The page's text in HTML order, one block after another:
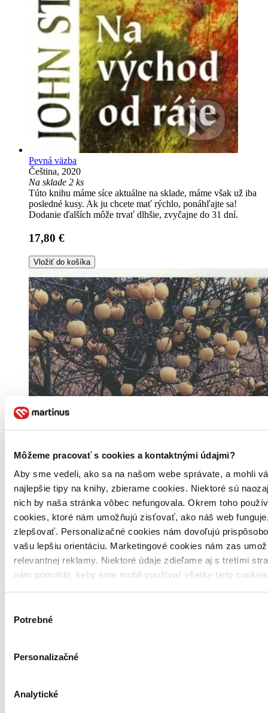
Môžeme pracovať s cookies a kontaktnými údajmi?
Aby sme vedeli, ako sa na našom webe správate, a mohli
najlepšie tipy na knihy, zbierame cookies. Niektoré sú
nich by naša stránka vôbec nefungovala. Okrem toho
cookies, ktoré nám umožňujú zisťovať, ako náš web
zlepšovať. Personalizačné cookies nám dovoľujú
vašu lepšiu orientáciu. Marketingové cookies nám zas
relevantnej reklamy. Niektoré údaje zdieľame aj s tretími
nám pomohlo, keby sme mohli používať všetky tieto
súhlasu
Potrebné
Personalizačné
Analytické
Pevná väzba
Čeština, 2020
Na sklade 2 ks
Túto knihu máme síce aktuálne na sklade, máme však už iba
posledné kusy. Ak ju chcete mať rýchlo, ponáhľajte sa!
Dodanie ďalších môže trvať dlhšie, zvyčajne do 31 dní.
17,80 €
Vložiť do košíka
Brožovaná väzba